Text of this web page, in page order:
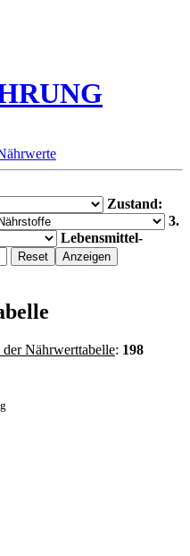
Zustand:
3.
Lebensmittel-
der Nährwerttabelle: 198